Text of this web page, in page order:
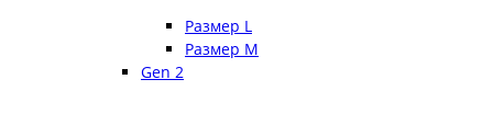
Размер L
Размер М
Gen 2